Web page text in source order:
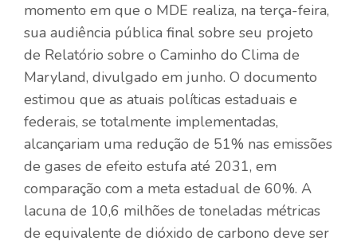
momento em que o MDE realiza, na terça-feira,
sua audiência pública final sobre seu projeto
de Relatório sobre o Caminho do Clima de
Maryland, divulgado em junho. O documento
estimou que as atuais políticas estaduais e
federais, se totalmente implementadas,
alcançariam uma redução de 51% nas emissões
de gases de efeito estufa até 2031, em
comparação com a meta estadual de 60%. A
lacuna de 10,6 milhões de toneladas métricas
de equivalente de dióxido de carbono deve ser